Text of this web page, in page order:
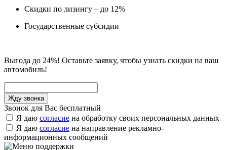
Скидки по лизингу – до 12%
Государственные субсидии
Выгода до 24%! Оставьте заявку, чтобы узнать скидки на ваш
автомобиль!
Звонок для Вас бесплатный
Я даю согласие на обработку своих персональных данных
Я даю согласие на направление рекламно-
информационных сообщений